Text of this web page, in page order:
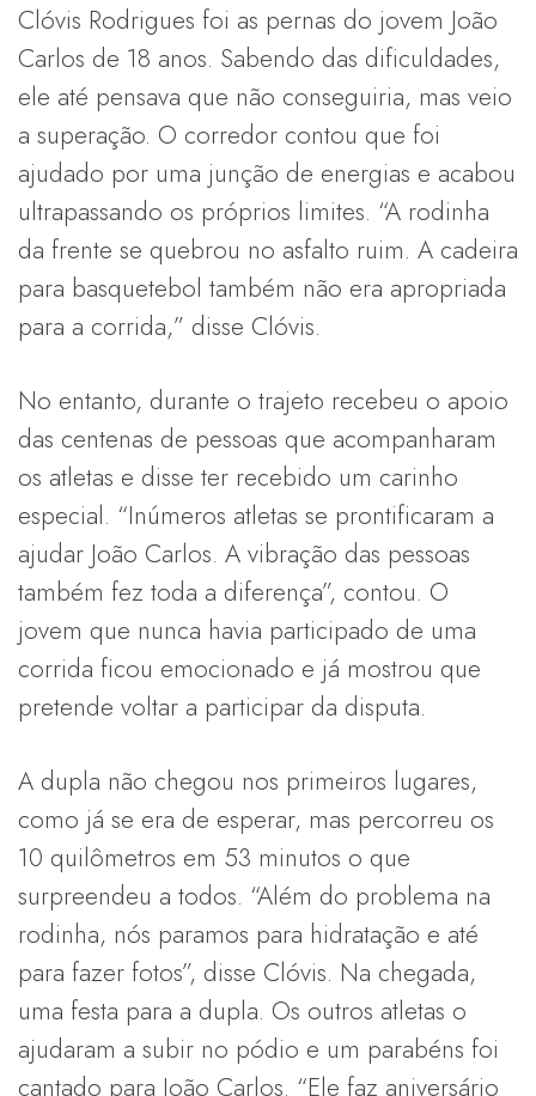
Clóvis Rodrigues foi as pernas do jovem João
Carlos de 18 anos. Sabendo das dificuldades,
ele até pensava que não conseguiria, mas veio
a superação. O corredor contou que foi
ajudado por uma junção de energias e acabou
ultrapassando os próprios limites. “A rodinha
da frente se quebrou no asfalto ruim. A cadeira
para basquetebol também não era apropriada
para a corrida,” disse Clóvis.
No entanto, durante o trajeto recebeu o apoio
das centenas de pessoas que acompanharam
os atletas e disse ter recebido um carinho
especial. “Inúmeros atletas se prontificaram a
ajudar João Carlos. A vibração das pessoas
também fez toda a diferença”, contou. O
jovem que nunca havia participado de uma
corrida ficou emocionado e já mostrou que
pretende voltar a participar da disputa.
A dupla não chegou nos primeiros lugares,
como já se era de esperar, mas percorreu os
10 quilômetros em 53 minutos o que
surpreendeu a todos. “Além do problema na
rodinha, nós paramos para hidratação e até
para fazer fotos”, disse Clóvis. Na chegada,
uma festa para a dupla. Os outros atletas o
ajudaram a subir no pódio e um parabéns foi
cantado para João Carlos. “Ele faz aniversário